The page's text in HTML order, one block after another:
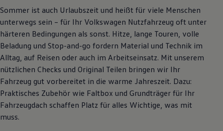
California Welt
California Club
California Magazin & Ratgeber
Vanlife
Ratgeber
Routen & Reisen
California Reisen & Erlebnisse
California App
California Lifestyle & Zubehör
Übernachten im California
Marke
Unternehmen
Sommer ist auch Urlaubszeit und heißt für viele Menschen
unterwegs sein – für Ihr Volkswagen Nutzfahrzeug oft unter
härteren Bedingungen als sonst. Hitze, lange Touren, volle
Beladung und Stop-and-go fordern Material und Technik im
Alltag, auf Reisen oder auch im Arbeitseinsatz. Mit unserem
nützlichen Checks und Original Teilen bringen wir Ihr
Fahrzeug gut vorbereitet in die warme Jahreszeit. Dazu:
Praktisches Zubehör wie Faltbox und Grundträger für Ihr
Fahrzeugdach schaffen Platz für alles Wichtige, was mit
muss.